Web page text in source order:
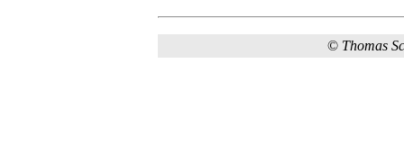
© Thomas